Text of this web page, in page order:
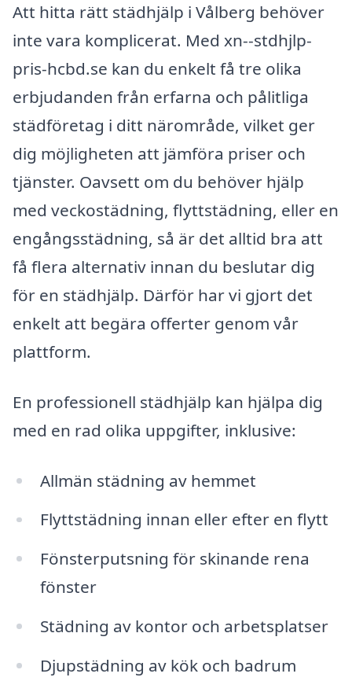
Att hitta rätt städhjälp i Vålberg behöver
inte vara komplicerat. Med xn--stdhjlp-
pris-hcbd.se kan du enkelt få tre olika
erbjudanden från erfarna och pålitliga
städföretag i ditt närområde, vilket ger
dig möjligheten att jämföra priser och
tjänster. Oavsett om du behöver hjälp
med veckostädning, flyttstädning, eller en
engångsstädning, så är det alltid bra att
få flera alternativ innan du beslutar dig
för en städhjälp. Därför har vi gjort det
enkelt att begära offerter genom vår
plattform.
En professionell städhjälp kan hjälpa dig
med en rad olika uppgifter, inklusive:
Allmän städning av hemmet
Flyttstädning innan eller efter en flytt
Fönsterputsning för skinande rena
fönster
Städning av kontor och arbetsplatser
Djupstädning av kök och badrum